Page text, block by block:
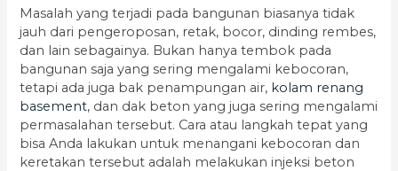
Masalah yang terjadi pada bangunan biasanya tidak
jauh dari pengeroposan, retak, bocor, dinding rembes,
dan lain sebagainya. Bukan hanya tembok pada
bangunan saja yang sering mengalami kebocoran,
tetapi ada juga bak penampungan air, kolam renang
basement, dan dak beton yang juga sering mengalami
permasalahan tersebut. Cara atau langkah tepat yang
bisa Anda lakukan untuk menangani kebocoran dan
keretakan tersebut adalah melakukan injeksi beton